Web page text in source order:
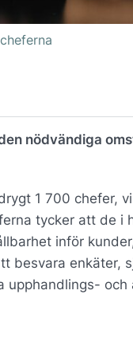
nödvändiga
1 700 chefer,
tycker att de i
inför
besvara enkäter,